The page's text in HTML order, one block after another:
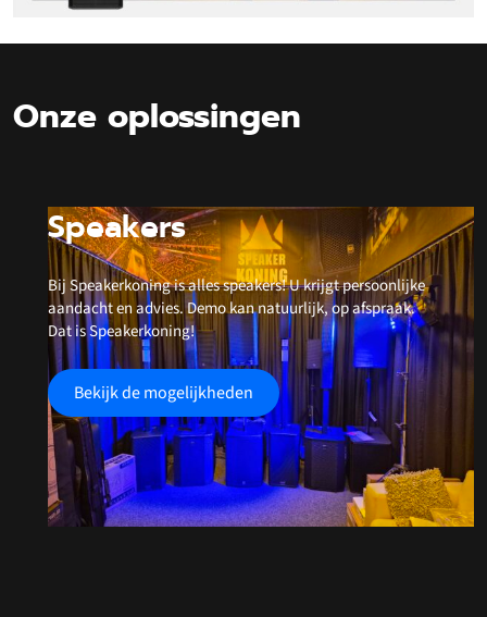
Onze oplossingen
Speakers
Bij Speakerkoning is alles speakers! U krijgt persoonlijke
aandacht en advies. Demo kan natuurlijk, op afspraak.
Dat is Speakerkoning!
Bekijk de mogelijkheden